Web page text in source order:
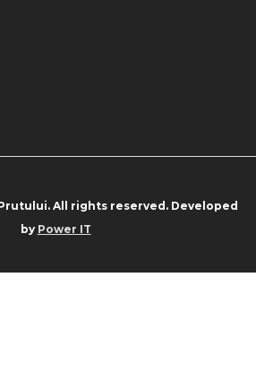
All rights reserved. Developed
by Power IT